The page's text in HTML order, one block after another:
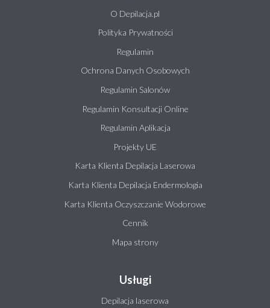
O Depilacja.pl
Polityka Prywatności
Regulamin
Ochrona Danych Osobowych
Regulamin Salonów
Regulamin Konsultacji Online
Regulamin Aplikacja
Projekty UE
Karta Klienta Depilacja Laserowa
Karta Klienta Depilacja Endermologia
Karta Klienta Oczyszczanie Wodorowe
Cennik
Mapa strony
Usługi
Depilacja laserowa